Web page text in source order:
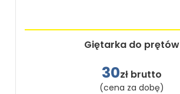
Giętarka do prętów
30zł brutto
(cena za dobę)